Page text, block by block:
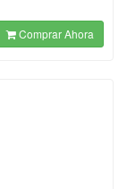
Comprar Ahora